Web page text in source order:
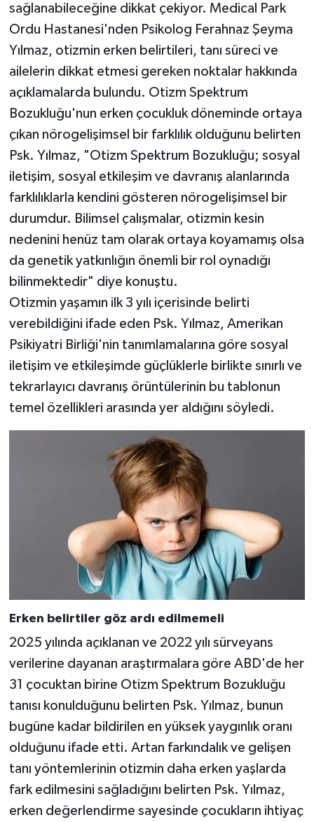
sağlanabileceğine dikkat çekiyor. Medical Park
Ordu Hastanesi'nden Psikolog Ferahnaz Şeyma
Yılmaz, otizmin erken belirtileri, tanı süreci ve
ailelerin dikkat etmesi gereken noktalar hakkında
açıklamalarda bulundu. Otizm Spektrum
Bozukluğu'nun erken çocukluk döneminde ortaya
çıkan nörogelişimsel bir farklılık olduğunu belirten
Psk. Yılmaz, "Otizm Spektrum Bozukluğu; sosyal
iletişim, sosyal etkileşim ve davranış alanlarında
farklılıklarla kendini gösteren nörogelişimsel bir
durumdur. Bilimsel çalışmalar, otizmin kesin
nedenini henüz tam olarak ortaya koyamamış olsa
da genetik yatkınlığın önemli bir rol oynadığı
bilinmektedir" diye konuştu.
Otizmin yaşamın ilk 3 yılı içerisinde belirti
verebildiğini ifade eden Psk. Yılmaz, Amerikan
Psikiyatri Birliği'nin tanımlamalarına göre sosyal
iletişim ve etkileşimde güçlüklerle birlikte sınırlı ve
tekrarlayıcı davranış örüntülerinin bu tablonun
temel özellikleri arasında yer aldığını söyledi.
Erken belirtiler göz ardı edilmemeli
2025 yılında açıklanan ve 2022 yılı sürveyans
verilerine dayanan araştırmalara göre ABD'de her
31 çocuktan birine Otizm Spektrum Bozukluğu
tanısı konulduğunu belirten Psk. Yılmaz, bunun
bugüne kadar bildirilen en yüksek yaygınlık oranı
olduğunu ifade etti. Artan farkındalık ve gelişen
tanı yöntemlerinin otizmin daha erken yaşlarda
fark edilmesini sağladığını belirten Psk. Yılmaz,
erken değerlendirme sayesinde çocukların ihtiyaç